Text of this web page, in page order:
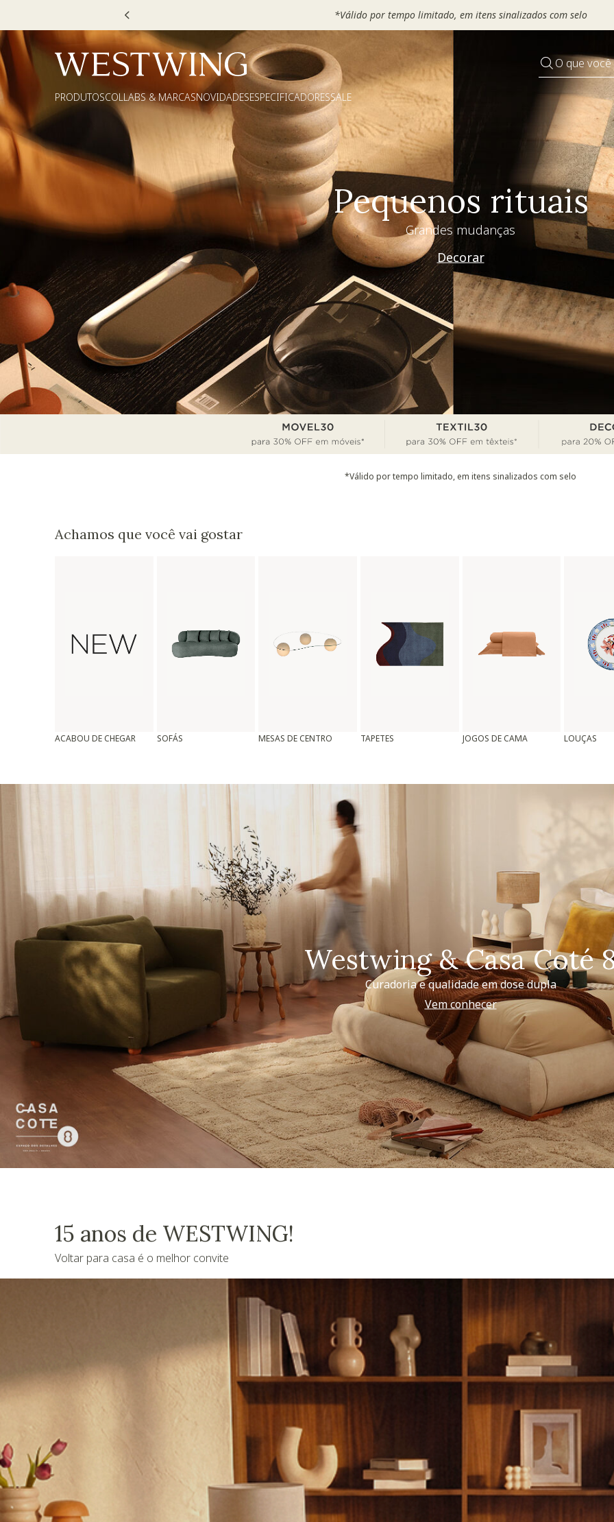
*Válido por tempo limitado, em itens sinalizados com selo
O que
PRODUTOSCOLLABS & MARCASNOVIDADESESPECIFICADORESSALE
Pequenos rituais
Grandes mudanças
Decorar
*Válido por tempo limitado, em itens sinalizados com selo
Achamos que você vai gostar
ACABOU DE CHEGAR SOFÁS MESAS DE CENTRO TAPETES JOGOS DE CAMA LOUÇAS
Westwing & Casa Coté
Curadoria e qualidade em dose dupla
Vem conhecer
15 anos de WESTWING!
Voltar para casa é o melhor convite